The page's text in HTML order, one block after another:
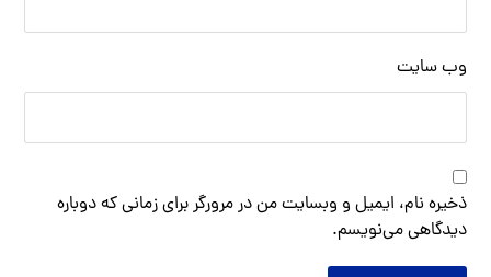
وب‌ سایت
ذخیره نام، ایمیل و وبسایت من در مرورگر برای زمانی که دوباره
دیدگاهی می‌نویسم.